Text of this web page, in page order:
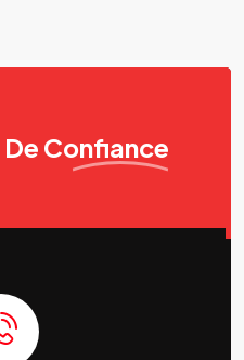
De Confiance